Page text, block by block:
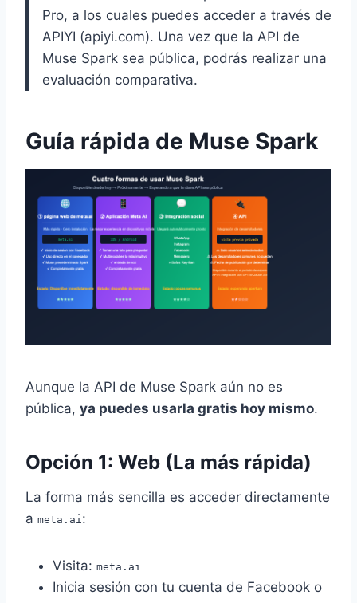
Pro, a los cuales puedes acceder a través de
APIYI (apiyi.com). Una vez que la API de
Muse Spark sea pública, podrás realizar una
evaluación comparativa.
Guía rápida de Muse Spark
Aunque la API de Muse Spark aún no es
pública, ya puedes usarla gratis hoy mismo.
Opción 1: Web (La más rápida)
La forma más sencilla es acceder directamente
a meta.ai:
Visita: meta.ai
Inicia sesión con tu cuenta de Facebook o